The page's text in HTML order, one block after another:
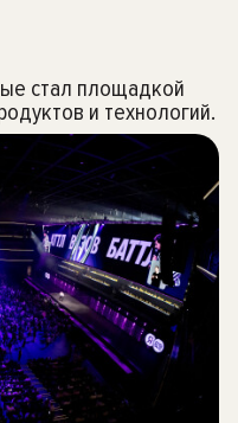
стал площадкой
и технологий.